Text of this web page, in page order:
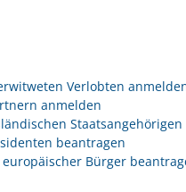
Verlobten
anmelden
beantragen
Bürger